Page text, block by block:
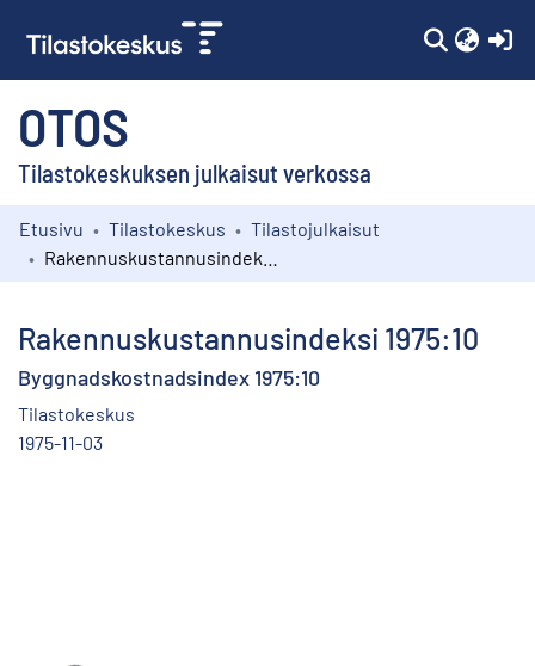
OTOS
Tilastokeskuksen julkaisut verkossa
Kokoelmat
Etusivu Tilastokeskus
Tilastojulkaisut
Rakennuskustannusindeksi 1975:10
Byggnadskostnadsindex 1975:10
Tilastokeskus
1975-11-03